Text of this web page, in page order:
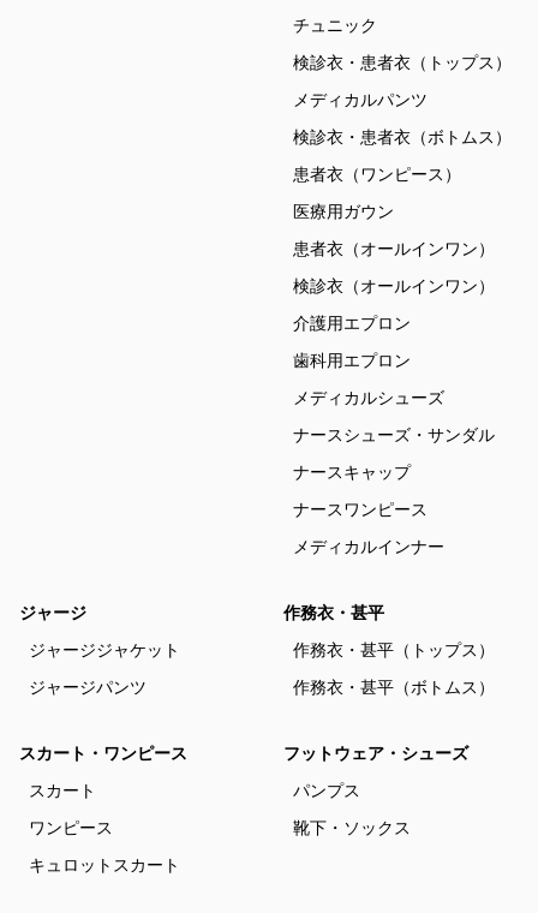
チュニック
検診衣・患者衣（トップス）
メディカルパンツ
検診衣・患者衣（ボトムス）
患者衣（ワンピース）
医療用ガウン
患者衣（オールインワン）
検診衣（オールインワン）
介護用エプロン
歯科用エプロン
メディカルシューズ
ナースシューズ・サンダル
ナースキャップ
ナースワンピース
メディカルインナー
ジャージ
ジャージジャケット
ジャージパンツ
作務衣・甚平
作務衣・甚平（トップス）
作務衣・甚平（ボトムス）
スカート・ワンピース
スカート
ワンピース
キュロットスカート
フットウェア・シューズ
パンプス
靴下・ソックス